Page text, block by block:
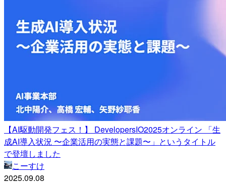
【AI駆動開発フェス！】 DevelopersIO2025オンライン 「生
成AI導入状況 〜企業活用の実態と課題〜」というタイトル
で登壇しました
こーすけ
2025.09.08